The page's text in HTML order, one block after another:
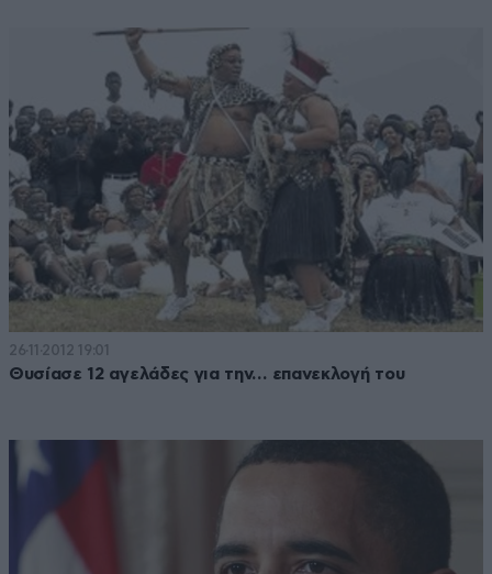
26·11·2012 19:01
Θυσίασε 12 αγελάδες για την… επανεκλογή του